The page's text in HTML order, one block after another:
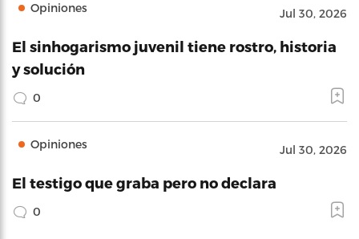
Opiniones Jul 30, 2026
El sinhogarismo juvenil tiene rostro, historia
y solución
0
Opiniones Jul 30, 2026
El testigo que graba pero no declara
0